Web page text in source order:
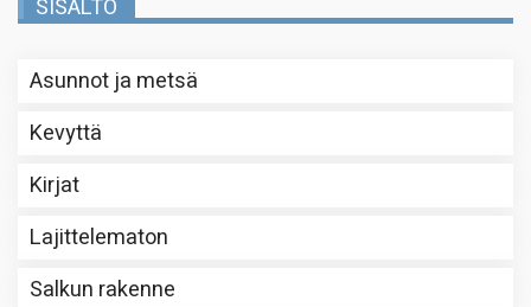
SISÄLTÖ
Asunnot ja metsä
Kevyttä
Kirjat
Lajittelematon
Salkun rakenne